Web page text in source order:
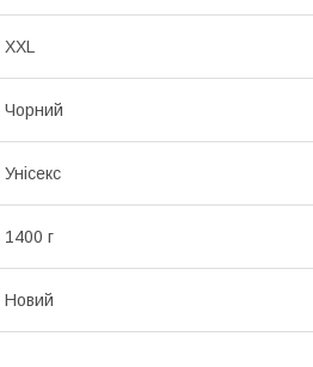
XXL
Чорний
Унісекс
1400 г
Новий